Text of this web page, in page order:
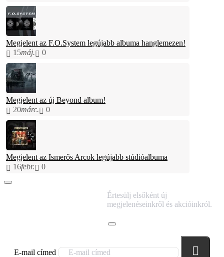
Megjelent az F.O.System legújabb albuma hanglemezen!
15máj. 0
Megjelent az új Beyond album!
20márc. 0
Megjelent az Ismerős Arcok legújabb stúdióalbuma
16febr. 0
Értesülj elsőként új
megjelenéseinkről és akcióinkról.
E-mail címed